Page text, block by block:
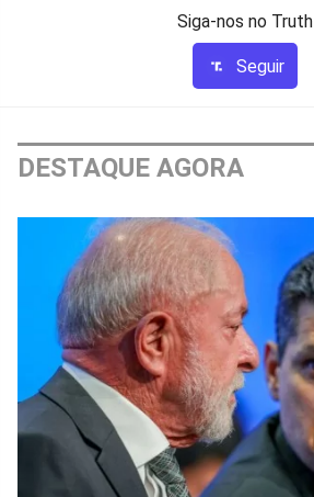
Siga-nos no Truth
Seguir
DESTAQUE AGORA